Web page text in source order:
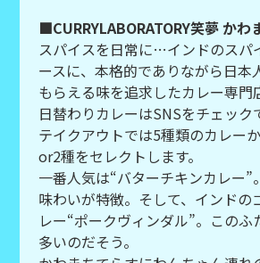
■CURRYLABORATORY笑夢 かわ
スパイスを日常に…インドのスパ
ースに、本格的でありながら日本
もらえる味を追求したカレー専門
日替わりカレーはSNSをチェック
テイクアウトでは5種類のカレー
or2種をセレクトします。
一番人気は“バターチキンカレー”
味わいが特徴。そして、インドの
レー“ポークヴィンダル”。このふ
多いのだそう。